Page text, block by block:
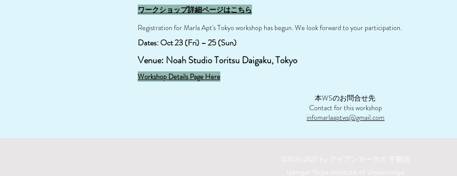
ワークショップ詳細ページはこちら
Registration for Marla Apt's Tokyo workshop has begun. We look forward to your participation.
Dates: Oct 23 (Fri) – 25 (Sun)
Venue: Noah Studio Toritsu Daigaku, Tokyo
Workshop Details Page Here
本WSのお問合せ先
Contact for this workshop
infomarlaaptws@gmail.com
©2026-2027 by アイアンガーヨガ 宇都宮
Iyengar Yoga Institute of Utsunomiya